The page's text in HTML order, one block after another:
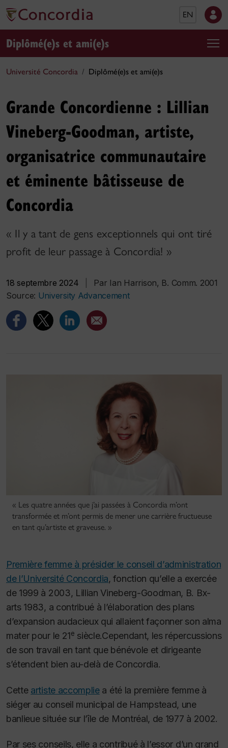
EN
Diplômé(e)s et ami(e)s
Université Concordia Diplômé(e)s et ami(e)s
Grande Concordienne : Lillian
Vineberg-Goodman, artiste,
organisatrice communautaire
et éminente bâtisseuse de
Concordia
« Il y a tant de gens exceptionnels qui ont tiré
profit de leur passage à Concordia! »
18 septembre 2024
Par Ian Harrison, B. Comm. 2001
Source: University Advancement
« Les quatre années que j’ai passées à Concordia m’ont
transformée et m’ont permis de mener une carrière fructueuse
en tant qu’artiste et graveuse. »
Première femme à présider le conseil d’administration
de l’Université Concordia, fonction qu’elle a exercée
de 1999 à 2003, Lillian Vineberg-Goodman, B. Bx-
arts 1983, a contribué à l’élaboration des plans
d’expansion audacieux qui allaient façonner son alma
mater pour le 21e siècle.Cependant, les répercussions
de son travail en tant que bénévole et dirigeante
s’étendent bien au-delà de Concordia.
Cette artiste accompliea été la première femme à
siéger au conseil municipal de Hampstead, une
banlieue située sur l’île de Montréal, de 1977 à 2002.
Par ses conseils, elle a contribué à l’essor d’un grand